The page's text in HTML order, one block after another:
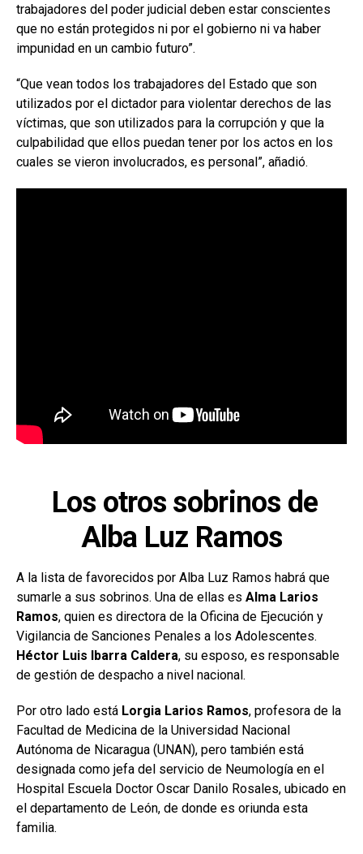
trabajadores del poder judicial deben estar conscientes
que no están protegidos ni por el gobierno ni va haber
impunidad en un cambio futuro”.
“Que vean todos los trabajadores del Estado que son
utilizados por el dictador para violentar derechos de las
víctimas, que son utilizados para la corrupción y que la
culpabilidad que ellos puedan tener por los actos en los
cuales se vieron involucrados, es personal”, añadió.
Los otros sobrinos de
Alba Luz Ramos
A la lista de favorecidos por Alba Luz Ramos habrá que
sumarle a sus sobrinos. Una de ellas es Alma Larios
Ramos, quien es directora de la Oficina de Ejecución y
Vigilancia de Sanciones Penales a los Adolescentes.
Héctor Luis Ibarra Caldera, su esposo, es responsable
de gestión de despacho a nivel nacional.
Por otro lado está Lorgia Larios Ramos, profesora de la
Facultad de Medicina de la Universidad Nacional
Autónoma de Nicaragua (UNAN), pero también está
designada como jefa del servicio de Neumología en el
Hospital Escuela Doctor Oscar Danilo Rosales, ubicado en
el departamento de León, de donde es oriunda esta
familia.